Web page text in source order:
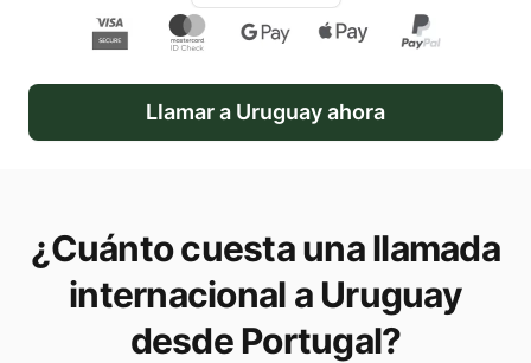
Llamar a Uruguayahora
¿Cuánto cuesta una llamada
internacional aUruguay
desde Portugal?